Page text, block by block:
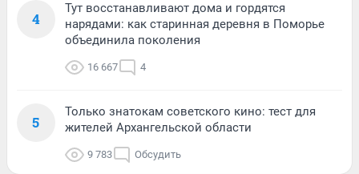
4
Тут восстанавливают дома и гордятся
нарядами: как старинная деревня в Поморье
объединила поколения
16 667 4
5
Только знатокам советского кино: тест для
жителей Архангельской области
9 783 Обсудить